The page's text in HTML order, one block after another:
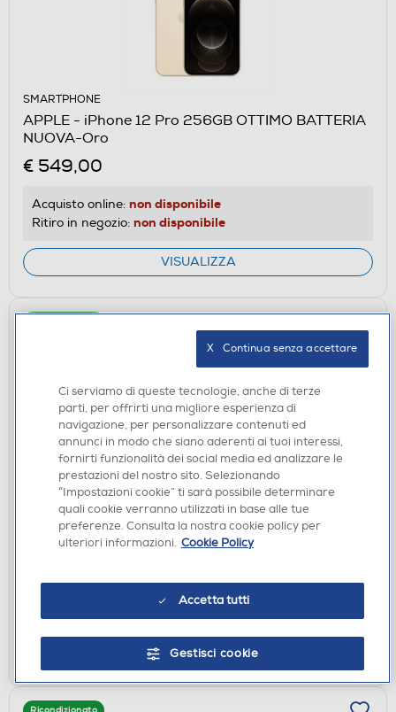
SMARTPHONE
APPLE - iPhone 12 Pro 256GB OTTIMO BATTERIA
NUOVA-Oro
€ 549,00
Acquisto online: non disponibile
Ritiro in negozio: non disponibile
VISUALIZZA
SMARTPHONE
APPLE - iPhone XR 64GB OTTIMO BATTERIA
NUOVA-Corallo
non disponibile
VISUALIZZA
Ci serviamo di queste tecnologie, anche di terze
parti, per offrirti una migliore esperienza di
navigazione, per personalizzare contenuti ed
annunci in modo che siano aderenti ai tuoi interessi,
fornirti funzionalità dei social media ed analizzare le
prestazioni del nostro sito. Selezionando
“Impostazioni cookie” ti sarà possibile determinare
quali cookie verranno utilizzati in base alle tue
preferenze. Consulta la nostra cookie policy per
ulteriori informazioni. Cookie Policy
Accetta tutti
Gestisci cookie
X   Continua senza accettare